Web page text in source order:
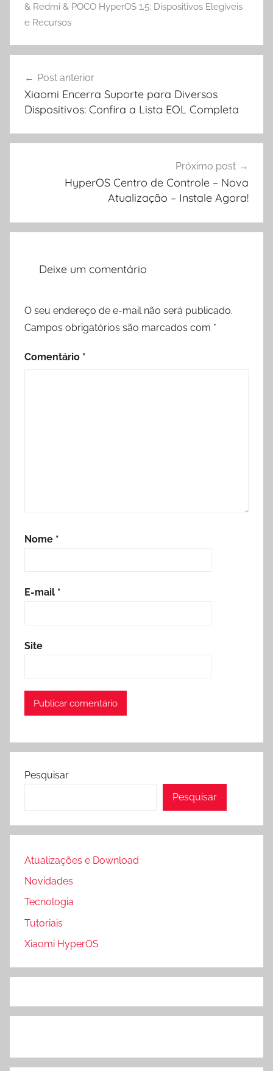
& Redmi & POCO HyperOS 1.5: Dispositivos Elegíveis
e Recursos
de
Post
Post anterior
Xiaomi Encerra Suporte para Diversos
Dispositivos: Confira a Lista EOL Completa
Próximo post
HyperOS Centro de Controle – Nova
Atualização – Instale Agora!
Deixe um comentário
O seu endereço de e-mail não será publicado.
Campos obrigatórios são marcados com *
Comentário *
Nome *
E-mail *
Site
Pesquisar
Pesquisar
Atualizações e Download
Novidades
Tecnologia
Tutoriais
Xiaomi HyperOS